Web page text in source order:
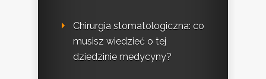
Chirurgia stomatologiczna: co
musisz wiedzieć o tej
dziedzinie medycyny?